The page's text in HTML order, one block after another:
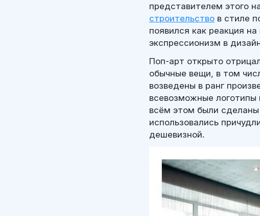
представителем этого
строительство в стиле
появился как реакция
экспрессионизм в
Поп-арт открыто
обычные вещи, в том
возведены в ранг
всевозможные
всём этом были
использовались
дешевизной.